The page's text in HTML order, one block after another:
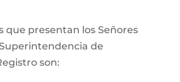
que presentan los Señores
de
son: